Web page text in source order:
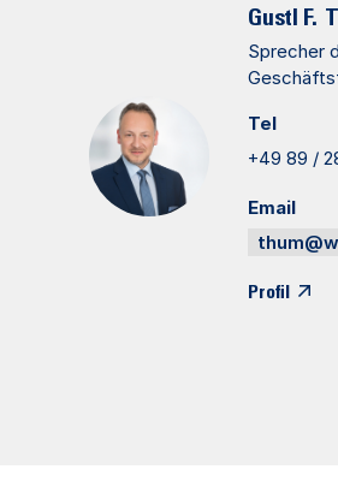
Gustl F.
Sprecher
Tel
+49 89 /
Email
Profil